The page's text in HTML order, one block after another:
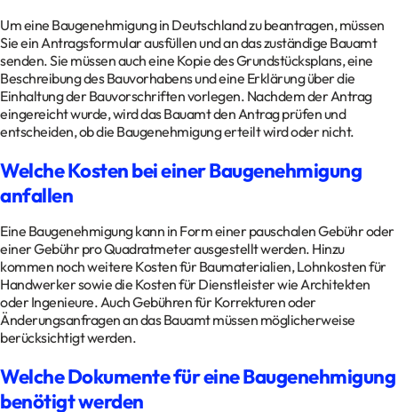
Um eine Baugenehmigung in Deutschland zu beantragen, müssen
Sie ein Antragsformular ausfüllen und an das zuständige Bauamt
senden. Sie müssen auch eine Kopie des Grundstücksplans, eine
Beschreibung des Bauvorhabens und eine Erklärung über die
Einhaltung der Bauvorschriften vorlegen. Nachdem der Antrag
eingereicht wurde, wird das Bauamt den Antrag prüfen und
entscheiden, ob die Baugenehmigung erteilt wird oder nicht.
Welche Kosten bei einer Baugenehmigung
anfallen
Eine Baugenehmigung kann in Form einer pauschalen Gebühr oder
einer Gebühr pro Quadratmeter ausgestellt werden. Hinzu
kommen noch weitere Kosten für Baumaterialien, Lohnkosten für
Handwerker sowie die Kosten für Dienstleister wie Architekten
oder Ingenieure. Auch Gebühren für Korrekturen oder
Änderungsanfragen an das Bauamt müssen möglicherweise
berücksichtigt werden.
Welche Dokumente für eine Baugenehmigung
benötigt werden